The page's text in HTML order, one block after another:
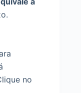
no